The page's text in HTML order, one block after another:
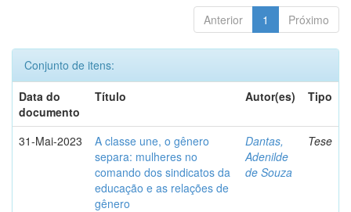
Anterior 1 Próximo
Conjunto de itens:
Data do
documento
Título Autor(es) Tipo
31-Mai-2023
A classe une, o gênero
separa: mulheres no
comando dos sindicatos da
educação e as relações de
gênero
Dantas,
Adenilde
de Souza
Tese